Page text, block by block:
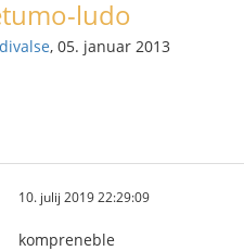
ludo
, 05. januar 2013
10. julij 2019 22:29:09
kompreneble